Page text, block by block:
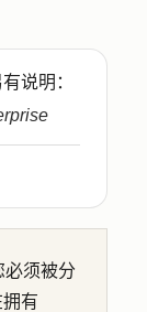
说明：
必须被分
有